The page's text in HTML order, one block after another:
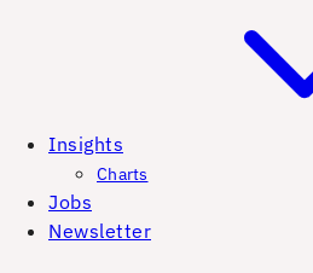
Insights
Charts
Jobs
Newsletter